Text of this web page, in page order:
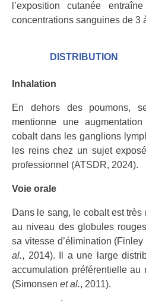
l’exposition cutanée
concentrations sanguines de 3
DISTRIBUTION
Inhalation
En dehors des poumons,
mentionne une
cobalt dans les ganglions
les reins chez un sujet
professionnel (ATSDR, 2024).
Voie orale
Dans le sang, le cobalt est
au niveau des globules
sa vitesse d’élimination (Finley
al., 2014). Il a une large
accumulation préférentielle au
(Simonsen et al., 2011).